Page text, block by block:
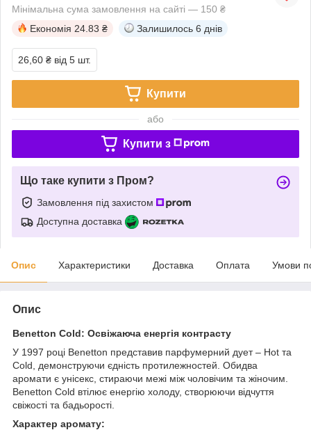
Мінімальна сума замовлення на сайті — 150 ₴
Економія 24.83 ₴ Залишилось 6 днів
26,60 ₴ від 5 шт.
Купити
або
Купити з
Що таке купити з Пром?
Замовлення під захистом
Доступна доставка
Опис Характеристики Доставка Оплата Умови
Опис
Benetton Cold: Освіжаюча енергія контрасту
У 1997 році Benetton представив парфумерний дует – Hot та
Cold, демонструючи єдність протилежностей. Обидва
аромати є унісекс, стираючи межі між чоловічим та жіночим.
Benetton Cold втілює енергію холоду, створюючи відчуття
свіжості та бадьорості.
Характер аромату: